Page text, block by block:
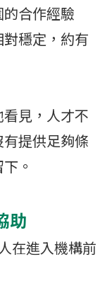
合作經驗
穩定，約有
見，人才不
提供足夠條
。
助
在進入機構前